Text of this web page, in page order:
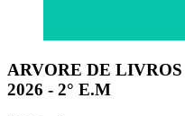
ARVORE DE
2026 - 2° E.M